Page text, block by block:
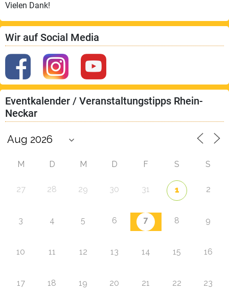
Vielen Dank!
Wir auf Social Media
Eventkalender / Veranstaltungstipps Rhein-
Neckar
M D M D F S S
27 28 29 30 31 1 2
3 4 5 6 7 8 9
10 11 12 13 14 15 16
17 18 19 20 21 22 23